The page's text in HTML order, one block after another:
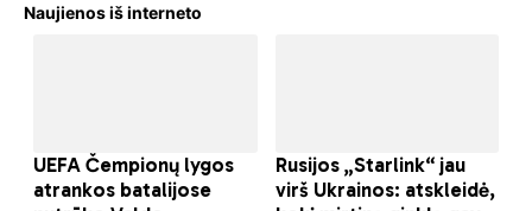
Naujienos iš interneto